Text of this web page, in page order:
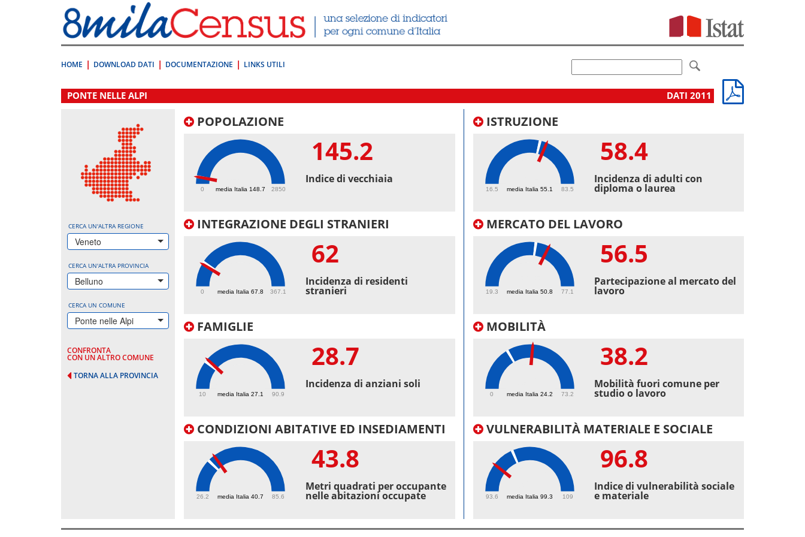
direttamente
a:
Contenuto
HOME DOWNLOAD DATI DOCUMENTAZIONE LINKS UTILI
.
PONTE NELLE ALPI DATI 2011
CERCA UN'ALTRA REGIONE
Veneto
CERCA UN'ALTRA PROVINCIA
Belluno
CERCA UN COMUNE
Ponte nelle Alpi
CONFRONTA
CON UN ALTRO COMUNE
TORNA ALLA PROVINCIA
POPOLAZIONE
media Italia 148.7
0 2850
145.2
Indice di vecchiaia
INTEGRAZIONE DEGLI STRANIERI
media Italia 67.8
0 367.1
62
Incidenza di residenti
stranieri
FAMIGLIE
media Italia 27.1
10 90.9
28.7
Incidenza di anziani soli
CONDIZIONI ABITATIVE ED INSEDIAMENTI
media Italia 40.7
26.2 85.6
43.8
Metri quadrati per occupante
nelle abitazioni occupate
ISTRUZIONE
media Italia 55.1
16.5 83.5
58.4
Incidenza di adulti con
diploma o laurea
MERCATO DEL LAVORO
media Italia 50.8
19.3 77.1
56.5
Partecipazione al mercato del
lavoro
MOBILITÀ
media Italia 24.2
0 73.2
38.2
Mobilità fuori comune per
studio o lavoro
VULNERABILITÀ MATERIALE E SOCIALE
media Italia 99.3
93.6 109
96.8
Indice di vulnerabilità sociale
e materiale